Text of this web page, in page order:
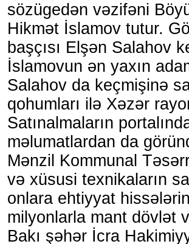
sözügedən vəzifəni
Hikmət İslamov tutur.
başçısı Elşən Salahov
İslamovun ən yaxın
Salahov da keçmişinə
qohumları ilə Xəzər
Satınalmaların
məlumatlardan da
Mənzil Kommunal
və xüsusi texnikaların
onlara ehtiyyat
milyonlarla mant dövlət
Bakı şəhər İcra